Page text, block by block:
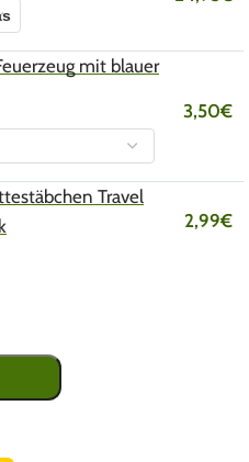
mit blauer
3,50€
Travel
2,99€